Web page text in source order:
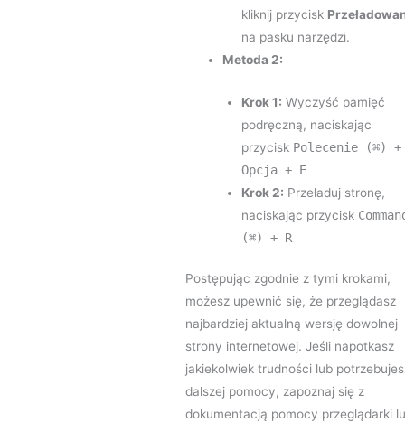
kliknij przycisk
na pasku narzędzi.
Metoda 2:
Krok 1: Wyczyść pamięć
podręczną, naciskając
przycisk Polecenie (⌘) +
Opcja + E
Krok 2: Przeładuj stronę,
naciskając przycisk
(⌘) + R
Postępując zgodnie z tymi krokami,
możesz upewnić się, że przeglądasz
najbardziej aktualną wersję dowolnej
strony internetowej. Jeśli napotkasz
jakiekolwiek trudności lub
dalszej pomocy, zapoznaj się z
dokumentacją pomocy przeglądarki